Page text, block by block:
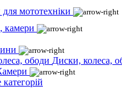
мототехніки
камери
Диски, колеса,